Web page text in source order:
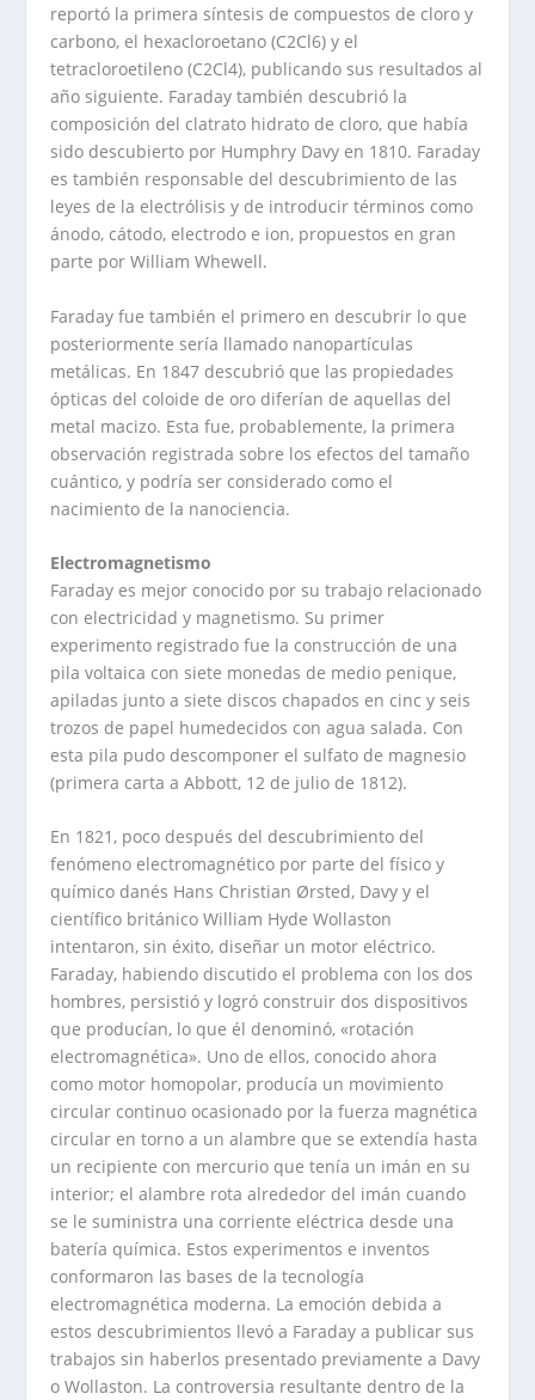
reportó la primera síntesis de compuestos de cloro y
carbono, el hexacloroetano (C2Cl6) y el
tetracloroetileno (C2Cl4), publicando sus resultados al
año siguiente. Faraday también descubrió la
composición del clatrato hidrato de cloro, que había
sido descubierto por Humphry Davy en 1810. Faraday
es también responsable del descubrimiento de las
leyes de la electrólisis y de introducir términos como
ánodo, cátodo, electrodo e ion, propuestos en gran
parte por William Whewell.
Faraday fue también el primero en descubrir lo que
posteriormente sería llamado nanopartículas
metálicas. En 1847 descubrió que las propiedades
ópticas del coloide de oro diferían de aquellas del
metal macizo. Esta fue, probablemente, la primera
observación registrada sobre los efectos del tamaño
cuántico, y podría ser considerado como el
nacimiento de la nanociencia.
Electromagnetismo
Faraday es mejor conocido por su trabajo relacionado
con electricidad y magnetismo. Su primer
experimento registrado fue la construcción de una
pila voltaica con siete monedas de medio penique,
apiladas junto a siete discos chapados en cinc y seis
trozos de papel humedecidos con agua salada. Con
esta pila pudo descomponer el sulfato de magnesio
(primera carta a Abbott, 12 de julio de 1812).
En 1821, poco después del descubrimiento del
fenómeno electromagnético por parte del físico y
químico danés Hans Christian Ørsted, Davy y el
científico británico William Hyde Wollaston
intentaron, sin éxito, diseñar un motor eléctrico.
Faraday, habiendo discutido el problema con los dos
hombres, persistió y logró construir dos dispositivos
que producían, lo que él denominó, «rotación
electromagnética». Uno de ellos, conocido ahora
como motor homopolar, producía un movimiento
circular continuo ocasionado por la fuerza magnética
circular en torno a un alambre que se extendía hasta
un recipiente con mercurio que tenía un imán en su
interior; el alambre rota alrededor del imán cuando
se le suministra una corriente eléctrica desde una
batería química. Estos experimentos e inventos
conformaron las bases de la tecnología
electromagnética moderna. La emoción debida a
estos descubrimientos llevó a Faraday a publicar sus
trabajos sin haberlos presentado previamente a Davy
o Wollaston. La controversia resultante dentro de la